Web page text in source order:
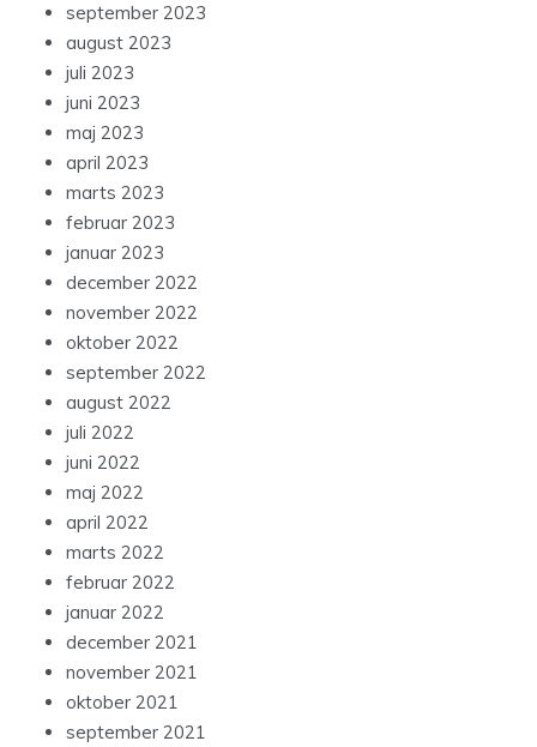
september 2023
august 2023
juli 2023
juni 2023
maj 2023
april 2023
marts 2023
februar 2023
januar 2023
december 2022
november 2022
oktober 2022
september 2022
august 2022
juli 2022
juni 2022
maj 2022
april 2022
marts 2022
februar 2022
januar 2022
december 2021
november 2021
oktober 2021
september 2021